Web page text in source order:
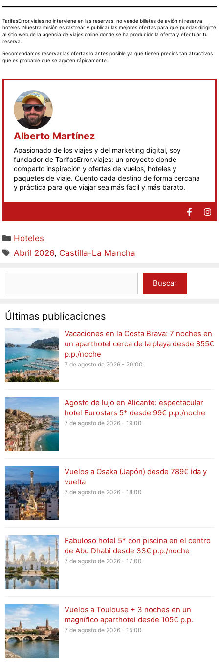
TarifasError.viajes no interviene en las reservas, no vende billetes de avión ni reserva
hoteles. Nuestra misión es rastrear y publicar las mejores ofertas para que puedas dirigirte
al sitio web de la agencia de viajes online donde se ha producido la oferta y efectuar tu
reserva.
Recomendamos reservar las ofertas lo antes posible ya que tienen precios tan atractivos
que es probable que se agoten rápidamente.
Alberto Martínez
Apasionado de los viajes y del marketing digital, soy
fundador de TarifasError.viajes: un proyecto donde
comparto inspiración y ofertas de vuelos, hoteles y
paquetes de viaje. Cuento cada destino de forma cercana
y práctica para que viajar sea más fácil y más barato.
Hoteles
Abril 2026, Castilla-La Mancha
Buscar
Últimas publicaciones
Vacaciones en la Costa Brava: 7 noches en
un aparthotel cerca de la playa desde 855€
p.p./noche
7 de agosto de 2026 - 20:00
Agosto de lujo en Alicante: espectacular
hotel Eurostars 5* desde 99€ p.p./noche
7 de agosto de 2026 - 19:00
Vuelos a Osaka (Japón) desde 789€ ida y
vuelta
7 de agosto de 2026 - 18:00
Fabuloso hotel 5* con piscina en el centro
de Abu Dhabi desde 33€ p.p./noche
7 de agosto de 2026 - 17:00
Vuelos a Toulouse + 3 noches en un
magnífico aparthotel desde 105€ p.p.
7 de agosto de 2026 - 15:00